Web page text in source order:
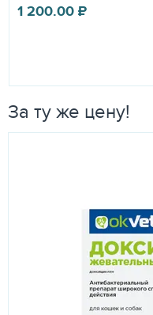
1 200.00₽
За ту же цену!